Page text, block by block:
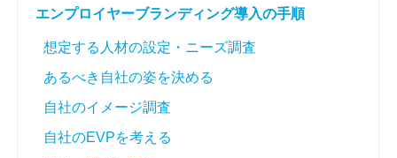
エンプロイヤーブランディング導入の手順
想定する人材の設定・ニーズ調査
あるべき自社の姿を決める
自社のイメージ調査
自社のEVPを考える